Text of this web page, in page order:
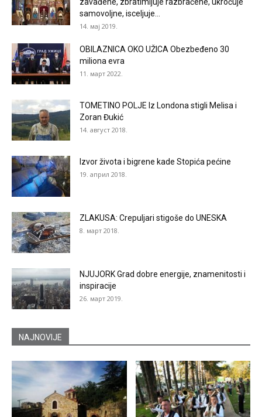
samovoljne, isceljuje...
14. мај 2019.
OBILAZNICA OKO UŽICA Obezbeđeno 30
miliona evra
11. март 2022.
TOMETINO POLJE Iz Londona stigli Melisa i
Zoran Đukić
14. август 2018.
Izvor života i bigrene kade Stopića pećine
19. април 2018.
ZLAKUSA: Crepuljari stigoše do UNESKA
8. март 2018.
NJUJORK Grad dobre energije, znamenitosti i
inspiracije
26. март 2019.
NAJNOVIJE